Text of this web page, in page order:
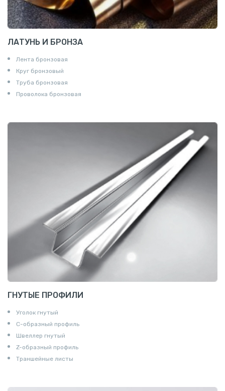
ЛАТУНЬ И БРОНЗА
Лента бронзовая
Круг бронзовый
Труба бронзовая
Проволока бронзовая
ГНУТЫЕ ПРОФИЛИ
Уголок гнутый
С-образный профиль
Швеллер гнутый
Z-образный профиль
Траншейные листы